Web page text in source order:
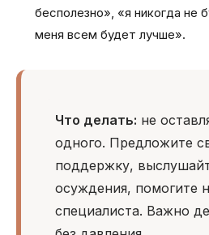
бесполезно», «я никогда не
меня всем будет лучше».
Что делать: не
одного. Предложите
поддержку,
осуждения, помогите
специалиста. Важно